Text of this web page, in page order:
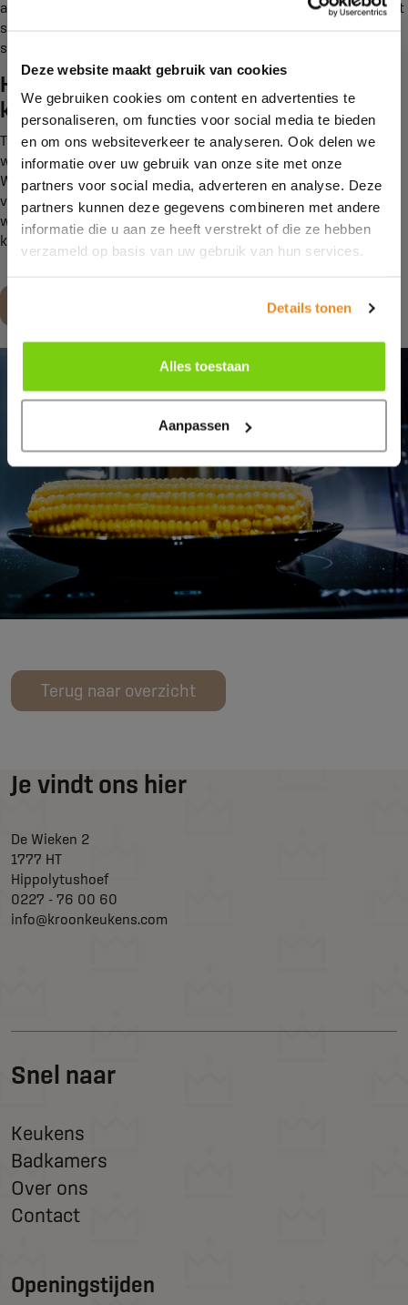
Deze website maakt gebruik van cookies
We gebruiken cookies om content en advertenties te
personaliseren, om functies voor social media te bieden
en om ons websiteverkeer te analyseren. Ook delen we
informatie over uw gebruik van onze site met onze
partners voor social media, adverteren en analyse. Deze
partners kunnen deze gegevens combineren met andere
informatie die u aan ze heeft verstrekt of die ze hebben
verzameld op basis van uw gebruik van hun services.
Details tonen
Alles toestaan
Aanpassen
aangelegd in de meterkast. Daarnaast werkt inductie alleen met
speciale pannen. Zonder deze pannen werkt de inductieplaat
simpelweg niet.
Hulp nodig bij het maken van de juiste
keuze?
Twijfel je welke manier van koken het beste aansluit op jouw
wensen? Loop dan eens binnen in onze showroom aan de
Wieken 2 in Hippolytushoef. Wij adviseren je graag over de
verschillende manieren van koken en kijken samen met jou
welke optie het beste bij je past. Neem contact met ons op of
kom langs in onze
Terug naar overzicht
Snel naar
Keukens
Badkamers
Over ons
Contact
Je vindt ons hier
De Wieken 2
1777 HT
Hippolytushoef
0227 - 76 00 60
info@kroonkeukens.com
Openingstijden